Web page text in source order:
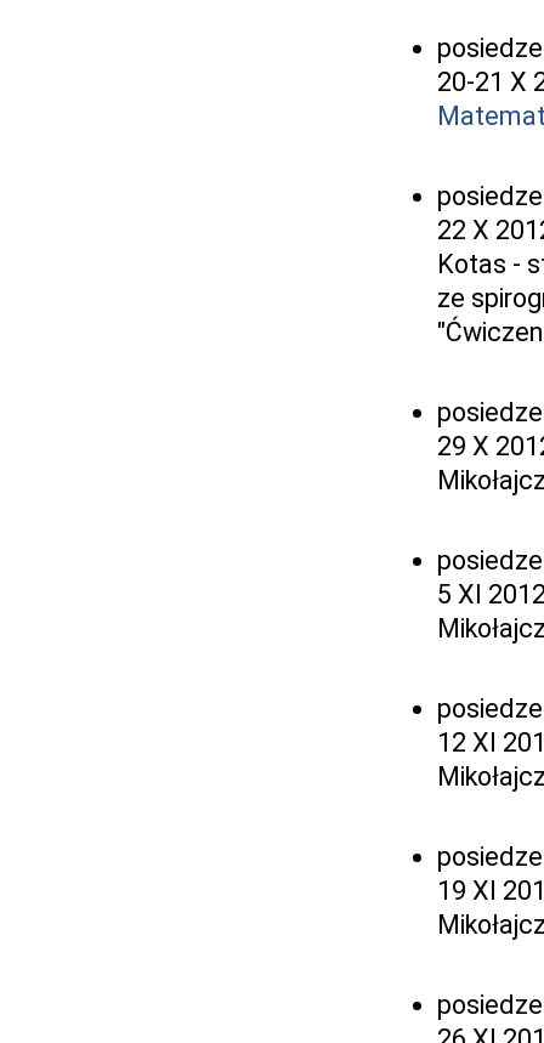
20-21 X
22 X
Kotas -
ze
29 X
5 XI
12 XI
19 XI